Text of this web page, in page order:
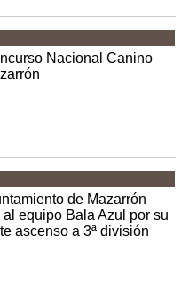
Nacional Canino
de Mazarrón
al equipo Bala Azul por su
ascenso a 3ª división